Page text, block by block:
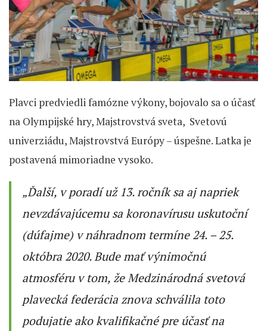
Plavci predviedli famózne výkony, bojovalo sa o účasť
na Olympijské hry, Majstrovstvá sveta, Svetovú
univerziádu, Majstrovstvá Európy – úspešne. Latka je
postavená mimoriadne vysoko.
„Ďalší, v poradí už 13. ročník sa aj napriek
nevzdávajúcemu sa koronavírusu uskutoční
(dúfajme) v náhradnom termíne 24. – 25.
októbra 2020. Bude mať výnimočnú
atmosféru v tom, že Medzinárodná svetová
plavecká federácia znova schválila toto
podujatie ako kvalifikačné pre účasť na